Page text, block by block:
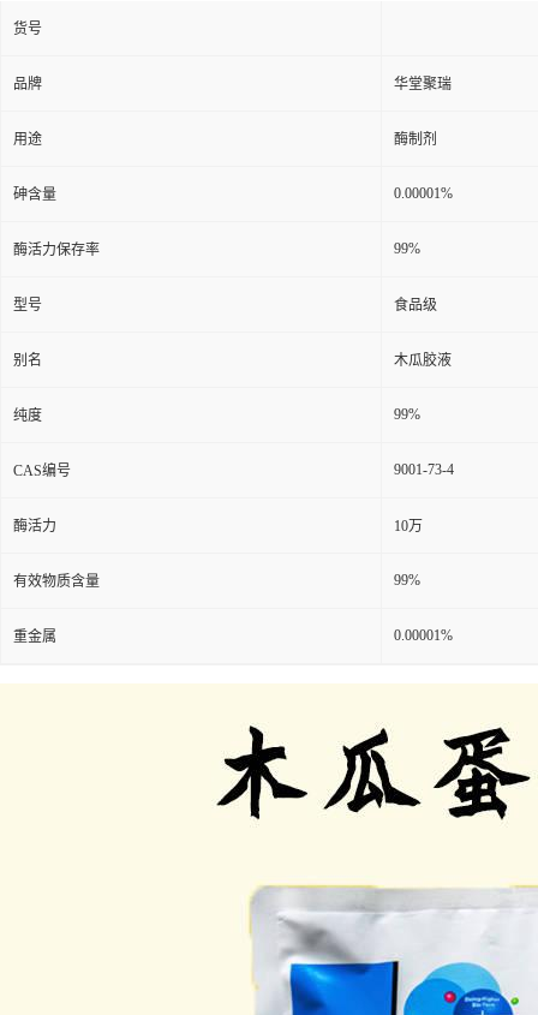
货号
品牌 华堂聚瑞
用途 酶制剂
砷含量 0.00001%
酶活力保存率 99%
型号 食品级
别名 木瓜胶液
纯度 99%
CAS编号 9001-73-4
酶活力 10万
有效物质含量 99%
重金属 0.00001%